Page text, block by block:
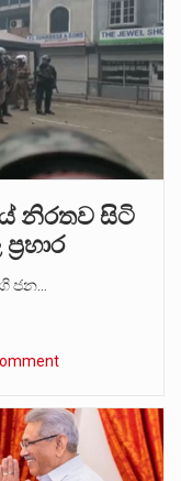
නිරතව සිටි
ජන…